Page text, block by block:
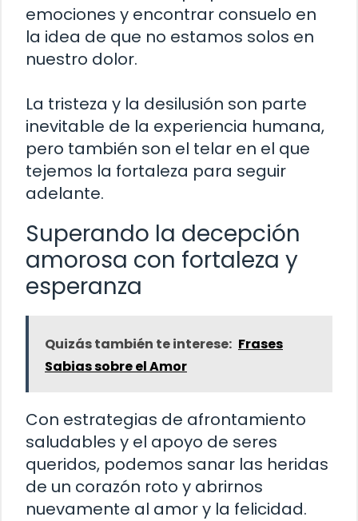
emociones y encontrar consuelo en
la idea de que no estamos solos en
nuestro dolor.
La tristeza y la desilusión son parte
inevitable de la experiencia humana,
pero también son el telar en el que
tejemos la fortaleza para seguir
adelante.
Superando la decepción
amorosa con fortaleza y
esperanza
Quizás también te interese: Frases
Sabias sobre el Amor
Con estrategias de afrontamiento
saludables y el apoyo de seres
queridos, podemos sanar las heridas
de un corazón roto y abrirnos
nuevamente al amor y la felicidad.